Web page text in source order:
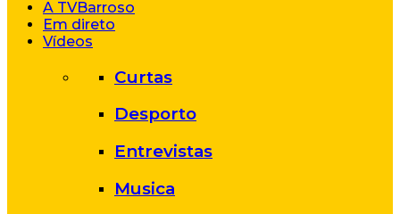
A TVBarroso
Em direto
Vídeos
Curtas
Desporto
Entrevistas
Musica